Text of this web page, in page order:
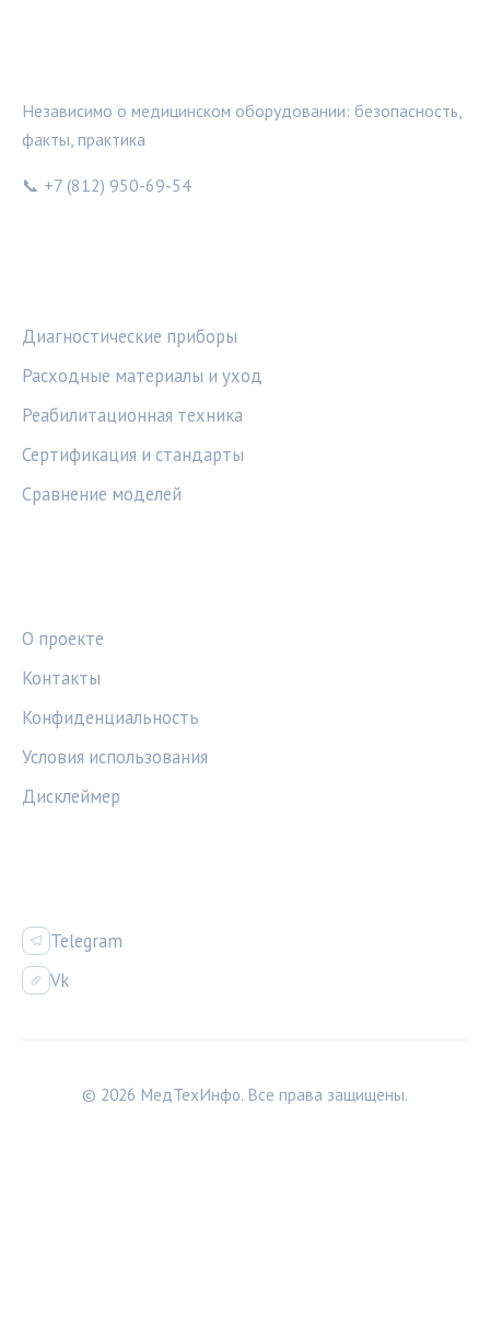
Независимо о медицинском оборудовании: безопасность,
факты, практика
📞 +7 (812) 950-69-54
Диагностические приборы
Расходные материалы и уход
Реабилитационная техника
Сертификация и стандарты
Сравнение моделей
О проекте
Контакты
Конфиденциальность
Условия использования
Дисклеймер
Telegram
Vk
© 2026 МедТехИнфо. Все права защищены.